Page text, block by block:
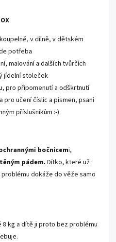
v dílně, v dětském
potřeba
malování a dalších tvůrčích
jídelní stoleček
pro připomenutí a odškrtnutí
pro učení číslic a písmen, psaní
příslušníkům :-)
bočnicemi,
pádem. Dítko, které už
dokáže do věže samo
8 kg a dítě ji proto bez problému